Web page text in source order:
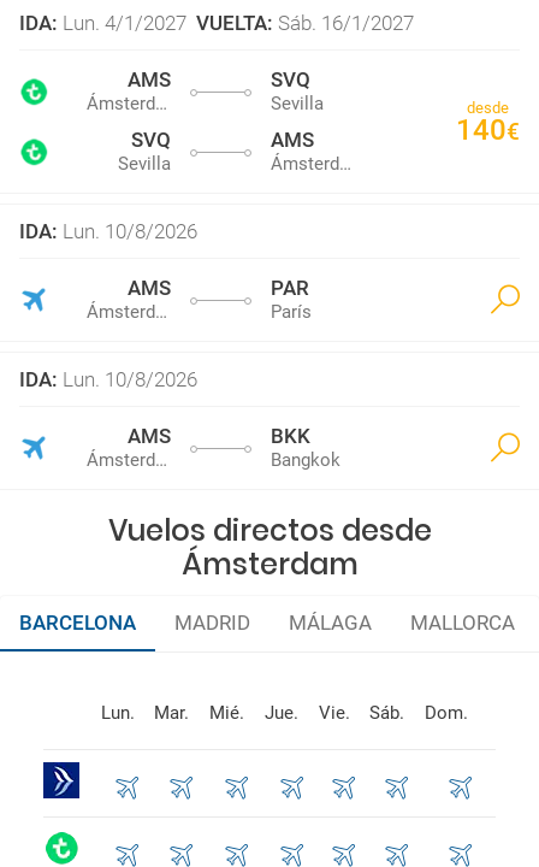
IDA: Lun. 4/1/2027 VUELTA: Sáb. 16/1/2027
AMS
Ámsterdam
SVQ
Sevilla
SVQ
Sevilla
AMS
Ámsterdam
desde
140€
IDA: Lun. 10/8/2026
AMS
Ámsterdam
PAR
París
IDA: Lun. 10/8/2026
AMS
Ámsterdam
BKK
Bangkok
Vuelos directos desde
Ámsterdam
BARCELONA MADRID MÁLAGA MALLORCA
Lun. Mar. Mié. Jue. Vie. Sáb. Dom.